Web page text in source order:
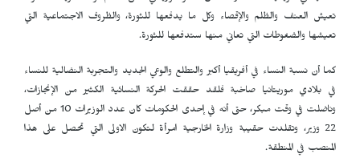
تعيش العنف والظلم والإقصاء وكل ما يدفعها للثورة، والظروف الاجتماعية التي
تعيشها والضغوطات التي تعاني منها ستدفعها للثورة.
كما أن نسبة النساء في أفريقيا أكبر والتطلع والوعي الجديد والتجربة النضالية للنساء
في بلادي موريتانيا صاخبة فلقد حققت الحركة النسائية الكثير من الإنجازات،
وناضلت في وقت مبكر، حتى أنه في إحدى الحكومات كان عدد الوزيرات 10 من أصل
22 وزير، وتقلدت حقيبة وزارة الخارجية امرأة لتكون الاولى التي تحصل على هذا
المنصب في المنطقة.